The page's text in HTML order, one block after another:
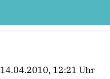
14.04.2010, 12:21 Uhr